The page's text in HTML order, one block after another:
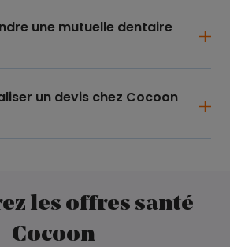
une mutuelle dentaire
un devis chez Cocoon
les offres santé
Cocoon